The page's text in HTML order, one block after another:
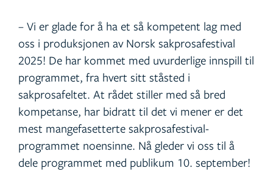
– Vi er glade for å ha et så kompetent lag med
oss i produksjonen av Norsk sakprosafestival
2025! De har kommet med uvurderlige innspill til
programmet, fra hvert sitt ståsted i
sakprosafeltet. At rådet stiller med så bred
kompetanse, har bidratt til det vi mener er det
mest mangefasetterte sakprosafestival-
programmet noensinne. Nå gleder vi oss til å
dele programmet med publikum 10. september!